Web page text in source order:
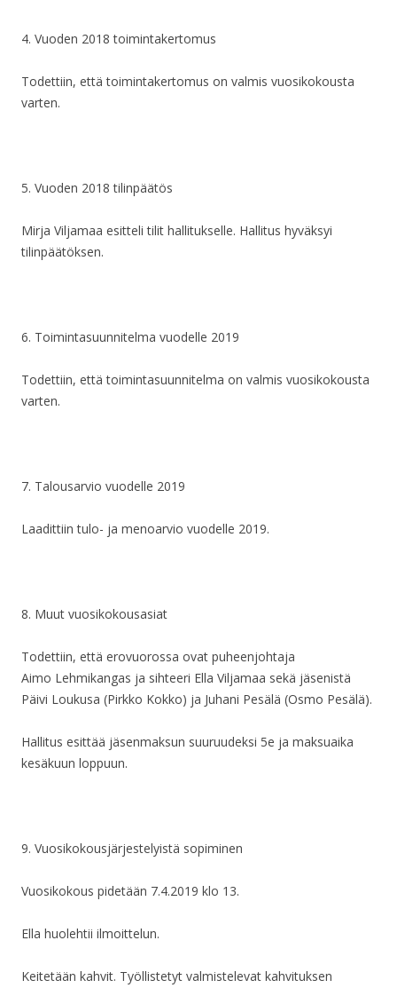
4. Vuoden 2018 toimintakertomus
Todettiin, että toimintakertomus on valmis vuosikokousta
varten.
5. Vuoden 2018 tilinpäätös
Mirja Viljamaa esitteli tilit hallitukselle. Hallitus hyväksyi
tilinpäätöksen.
6. Toimintasuunnitelma vuodelle 2019
Todettiin, että toimintasuunnitelma on valmis vuosikokousta
varten.
7. Talousarvio vuodelle 2019
Laadittiin tulo- ja menoarvio vuodelle 2019.
8. Muut vuosikokousasiat
Todettiin, että erovuorossa ovat puheenjohtaja
Aimo Lehmikangas ja sihteeri Ella Viljamaa sekä jäsenistä
Päivi Loukusa (Pirkko Kokko) ja Juhani Pesälä (Osmo Pesälä).
Hallitus esittää jäsenmaksun suuruudeksi 5e ja maksuaika
kesäkuun loppuun.
9. Vuosikokousjärjestelyistä sopiminen
Vuosikokous pidetään 7.4.2019 klo 13.
Ella huolehtii ilmoittelun.
Keitetään kahvit. Työllistetyt valmistelevat kahvituksen